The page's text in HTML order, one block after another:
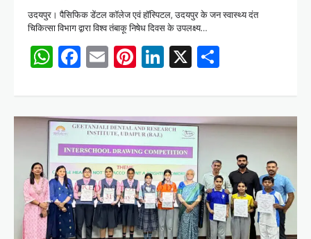
उदयपुर। पैसिफिक डेंटल कॉलेज एवं हॉस्पिटल, उदयपुर के जन स्वास्थ्य दंत
चिकित्सा विभाग द्वारा विश्व तंबाकू निषेध दिवस के उपलक्ष्य…
WhatsApp
Facebook
EmailPinterest
LinkedIn
X